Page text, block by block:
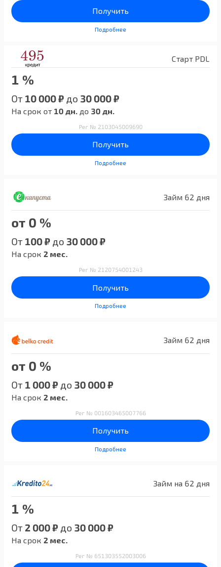
Получить
Подробнее
Старт PDL
1 %
От 10 000 ₽ до 30 000 ₽
На срок от 10 дн. до 30 дн.
Рег № 2103045009690
Получить
Подробнее
Займ 62 дня
от 0 %
От 100 ₽ до 30 000 ₽
На срок 2 мес.
Рег № 2120754001243
Получить
Подробнее
Займ 62 дня
от 0 %
От 1 000 ₽ до 30 000 ₽
На срок 2 мес.
Рег № 001603465007766
Получить
Подробнее
Займ на 62 дня
1 %
От 2 000 ₽ до 30 000 ₽
На срок 2 мес.
Рег № 651303552003006